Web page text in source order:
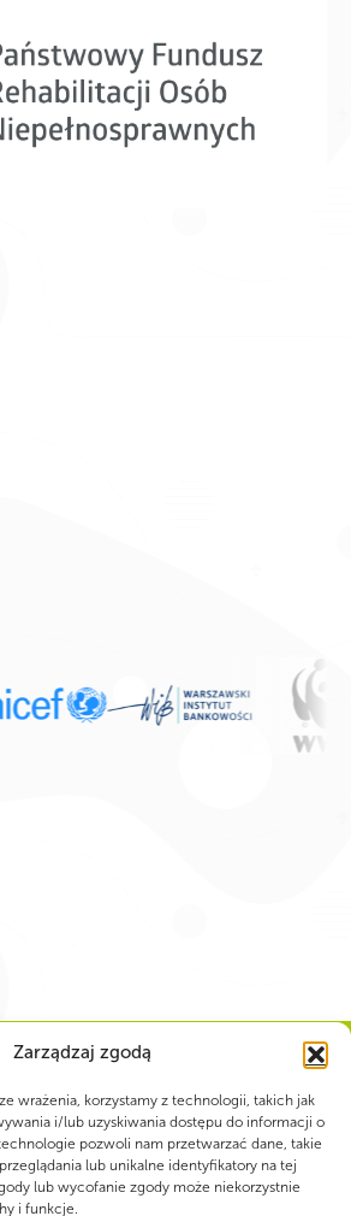
Zarządzaj zgodą
wrażenia, korzystamy z technologii, takich jak
i/lub uzyskiwania dostępu do informacji o
pozwoli nam przetwarzać dane, takie
lub unikalne identyfikatory na tej
lub wycofanie zgody może niekorzystnie
i funkcje.
HARCERSKIEJ MISJI
nasza